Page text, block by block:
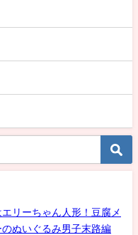
リーちゃん人形！豆腐メ
ぬいぐるみ男子末路編